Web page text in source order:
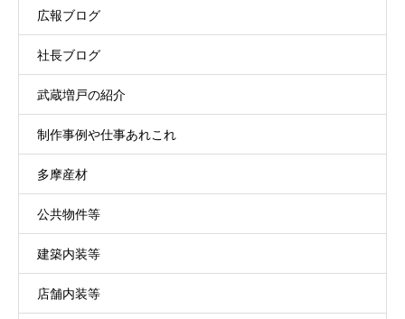
広報ブログ
社長ブログ
武蔵増戸の紹介
制作事例や仕事あれこれ
多摩産材
公共物件等
建築内装等
店舗内装等